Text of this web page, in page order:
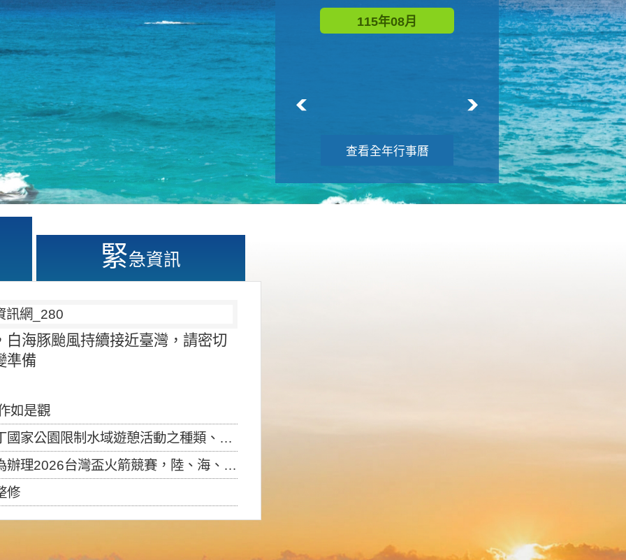
115年08月
查看全年行事曆
緊急資訊
海豚颱風持續接近臺灣，請密切
準備
如是觀
制水域遊憩活動之種類、範圍、時間及行為」，自即日生效。
盃火箭競賽，陸、海、空域警戒及協調相關事宜，因颱風備案事宜
修